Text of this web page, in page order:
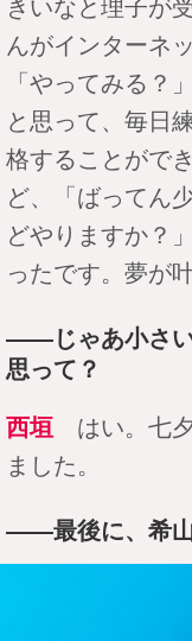
きいなと理子が
んがインターネ
「やってみる？
と思って、毎日
格することがで
ど、「ばってん
どやりますか？
ったです。夢が
――じゃあ小さい
思って？
西垣はい。七夕
ました。
――最後に、希山